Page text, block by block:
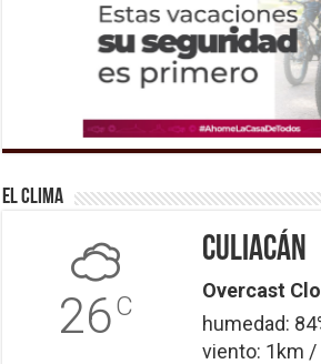
El Clima
26C
Culiacán
Overcast
humedad:
viento: 1km /